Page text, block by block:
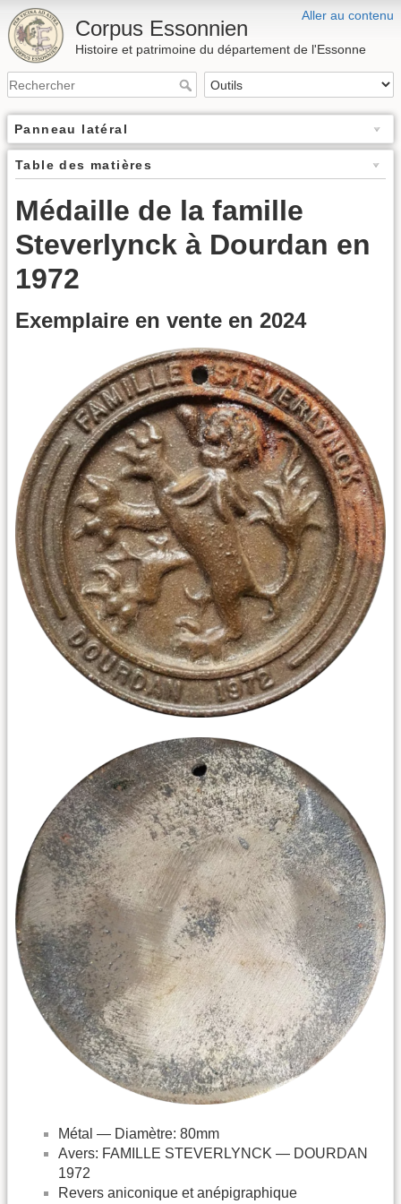
Aller au contenu
Corpus Essonnien
Histoire et patrimoine du département de l'Essonne
Panneau latéral
Table des matières
Médaille de la famille
Steverlynck à Dourdan en
1972
Exemplaire en vente en 2024
Métal — Diamètre: 80mm
Avers: FAMILLE STEVERLYNCK — DOURDAN
1972
Revers aniconique et anépigraphique